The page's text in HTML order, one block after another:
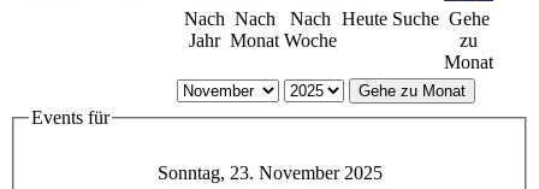
Nach
Jahr
Nach
Monat
Nach
Woche
Heute Suche Gehe
zu
Monat
Gehe zu Monat
Events für
Sonntag, 23. November 2025